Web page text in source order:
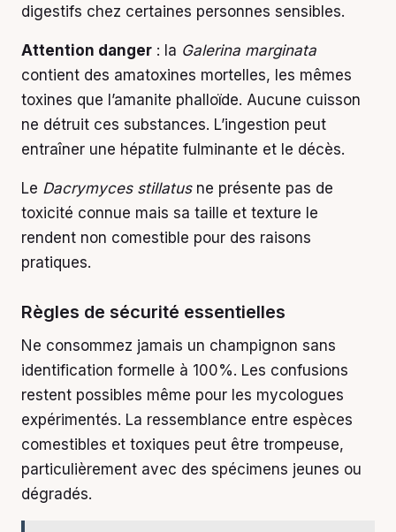
digestifs chez certaines personnes sensibles.
Attention danger : la Galerina marginata
contient des amatoxines mortelles, les mêmes
toxines que l’amanite phalloïde. Aucune cuisson
ne détruit ces substances. L’ingestion peut
entraîner une hépatite fulminante et le décès.
Le Dacrymyces stillatusne présente pas de
toxicité connue mais sa taille et texture le
rendent non comestible pour des raisons
pratiques.
Règles de sécurité essentielles
Ne consommez jamais un champignon sans
identification formelle à 100%. Les confusions
restent possibles même pour les mycologues
expérimentés. La ressemblance entre espèces
comestibles et toxiques peut être trompeuse,
particulièrement avec des spécimens jeunes ou
dégradés.